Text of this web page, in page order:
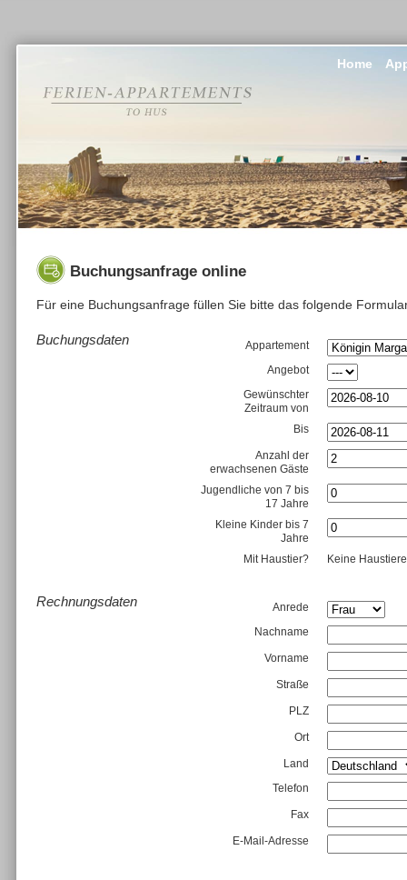
Home
Buchungsanfrage online
Für eine Buchungsanfrage füllen Sie bitte das folgende
Buchungsdaten
Appartement
Angebot
Gewünschter
Zeitraum von
Bis
Anzahl der
erwachsenen Gäste
Jugendliche von 7 bis
17 Jahre
Kleine Kinder bis 7
Jahre
Mit Haustier?
Keine
Rechnungsdaten
Anrede
Nachname
Vorname
Straße
PLZ
Ort
Land
Telefon
Fax
E-Mail-Adresse